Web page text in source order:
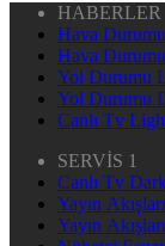
HABERLER
Hava
Hava
Yol Durumu
Yol Durumu
Canlı Tv
SERVİS 1
Canlı Tv
Yayın
Yayın